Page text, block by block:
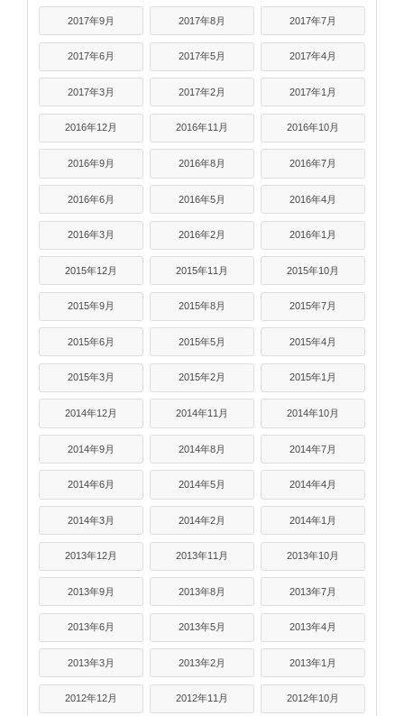
2017年9月 2017年8月 2017年7月
2017年6月 2017年5月 2017年4月
2017年3月 2017年2月 2017年1月
2016年12月 2016年11月 2016年10月
2016年9月 2016年8月 2016年7月
2016年6月 2016年5月 2016年4月
2016年3月 2016年2月 2016年1月
2015年12月 2015年11月 2015年10月
2015年9月 2015年8月 2015年7月
2015年6月 2015年5月 2015年4月
2015年3月 2015年2月 2015年1月
2014年12月 2014年11月 2014年10月
2014年9月 2014年8月 2014年7月
2014年6月 2014年5月 2014年4月
2014年3月 2014年2月 2014年1月
2013年12月 2013年11月 2013年10月
2013年9月 2013年8月 2013年7月
2013年6月 2013年5月 2013年4月
2013年3月 2013年2月 2013年1月
2012年12月 2012年11月 2012年10月